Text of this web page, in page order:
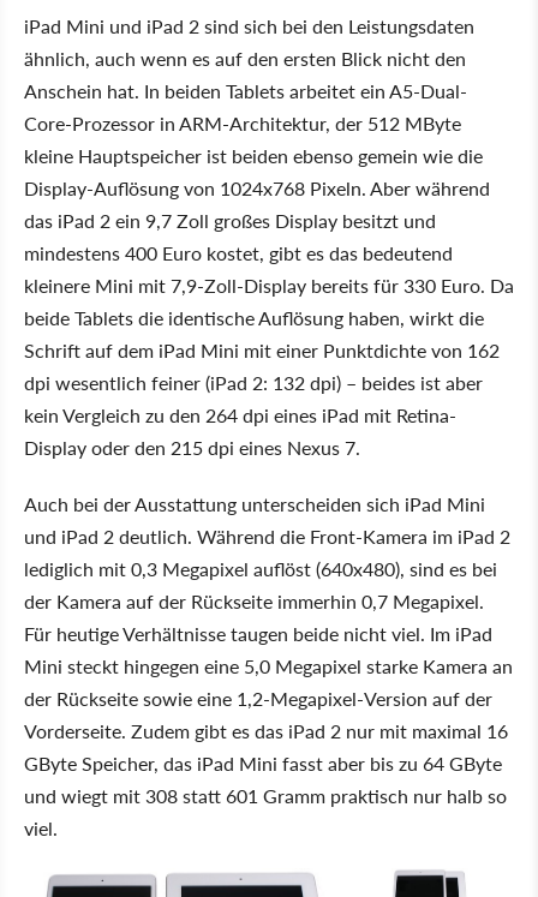
iPad Mini und iPad 2 sind sich bei den Leistungsdaten
ähnlich, auch wenn es auf den ersten Blick nicht den
Anschein hat. In beiden Tablets arbeitet ein A5-Dual-
Core-Prozessor in ARM-Architektur, der 512 MByte
kleine Hauptspeicher ist beiden ebenso gemein wie die
Display-Auflösung von 1024x768 Pixeln. Aber während
das iPad 2 ein 9,7 Zoll großes Display besitzt und
mindestens 400 Euro kostet, gibt es das bedeutend
kleinere Mini mit 7,9-Zoll-Display bereits für 330 Euro. Da
beide Tablets die identische Auflösung haben, wirkt die
Schrift auf dem iPad Mini mit einer Punktdichte von 162
dpi wesentlich feiner (iPad 2: 132 dpi) – beides ist aber
kein Vergleich zu den 264 dpi eines iPad mit Retina-
Display oder den 215 dpi eines Nexus 7.
Auch bei der Ausstattung unterscheiden sich iPad Mini
und iPad 2 deutlich. Während die Front-Kamera im iPad 2
lediglich mit 0,3 Megapixel auflöst (640x480), sind es bei
der Kamera auf der Rückseite immerhin 0,7 Megapixel.
Für heutige Verhältnisse taugen beide nicht viel. Im iPad
Mini steckt hingegen eine 5,0 Megapixel starke Kamera an
der Rückseite sowie eine 1,2-Megapixel-Version auf der
Vorderseite. Zudem gibt es das iPad 2 nur mit maximal 16
GByte Speicher, das iPad Mini fasst aber bis zu 64 GByte
und wiegt mit 308 statt 601 Gramm praktisch nur halb so
viel.